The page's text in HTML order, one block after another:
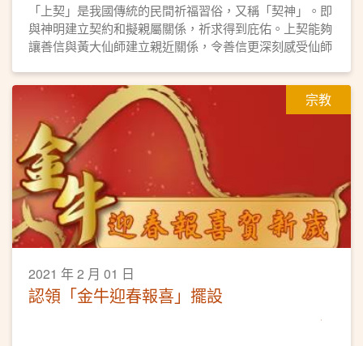
「上契」是我國傳統的民間祈福習俗，又稱「契神」。即
與神明建立契約和擬親屬關係，祈求得到庇佑。上契能夠
讓善信與黃大仙師建立親近關係，令善信更深刻感受仙師
為契子女恆常舉辦活動，讓契子女勿忘仙恩，時常普濟勸
善，弘揚黃大仙信仰的教義和文化。
宗教
2021 年 2 月 01 日
認領「金牛迎春報喜」擺設